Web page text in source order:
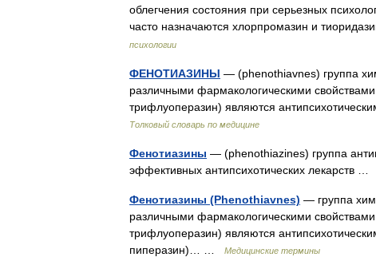
облегчения состояния при серьезных
часто назначаются хлорпромазин и
психологии
ФЕНОТИАЗИНЫ — (phenothiavnes) группа
различными фармакологическими
трифлуоперазин) являются
Толковый словарь по медицине
Фенотиазины — (phenothiazines) группа
эффективных антипсихотических лекарств …
Фенотиазины (Phenothiavnes) — группа
различными фармакологическими
трифлуоперазин) являются
пиперазин)… …
Медицинские термины